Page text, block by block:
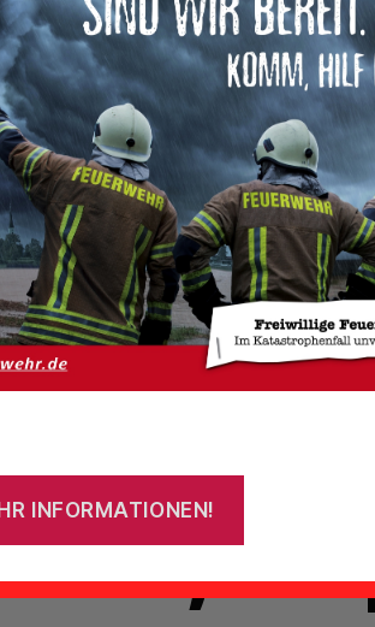
admin Veröffentlichungsdatum
10. April 2013
1996
INFORMATIONEN!